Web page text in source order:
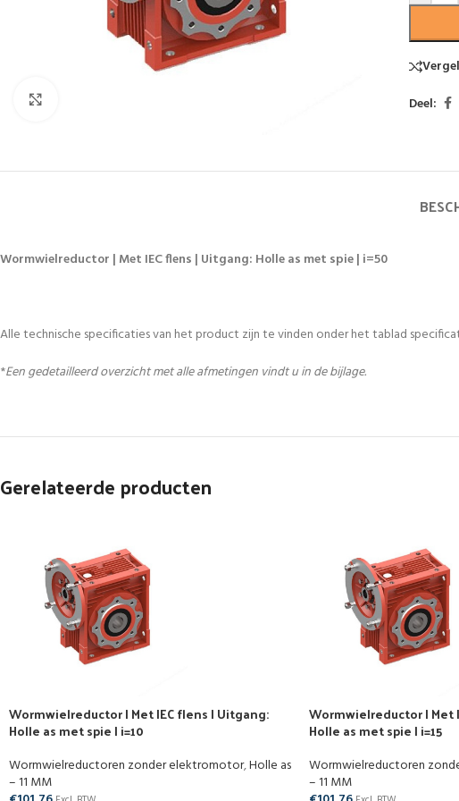
Deel:
Wormwielreductor | Met IEC flens | Uitgang: Holle as met spie | i=50
Alle technische specificaties van het product zijn te vinden onder het tablad
*Een gedetailleerd overzicht met alle afmetingen vindt u in de bijlage.
Gerelateerde producten
Wormwielreductor | Met IEC flens | Uitgang:
Holle as met spie | i=10
Wormwielreductoren zonder elektromotor,Holle as
– 11 MM
Wormwielreductor | Met
Holle as met spie | i=15
Wormwielreductoren
– 11 MM